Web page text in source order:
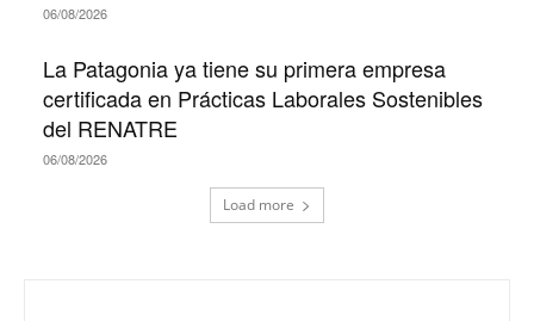
06/08/2026
La Patagonia ya tiene su primera empresa
certificada en Prácticas Laborales Sostenibles
del RENATRE
06/08/2026
Load more